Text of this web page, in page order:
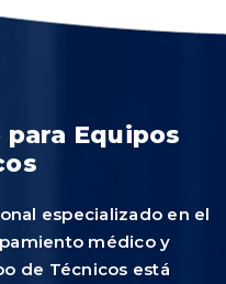
Equipos
especializado en el
médico y
de Técnicos está